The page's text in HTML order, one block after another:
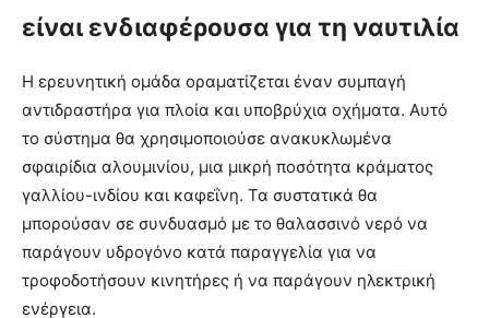
είναι ενδιαφέρουσα για τη ναυτιλία
Η ερευνητική ομάδα οραματίζεται έναν συμπαγή
αντιδραστήρα για πλοία και υποβρύχια οχήματα. Αυτό
το σύστημα θα χρησιμοποιούσε ανακυκλωμένα
σφαιρίδια αλουμινίου, μια μικρή ποσότητα κράματος
γαλλίου-ινδίου και καφεΐνη. Τα συστατικά θα
μπορούσαν σε συνδυασμό με το θαλασσινό νερό να
παράγουν υδρογόνο κατά παραγγελία για να
τροφοδοτήσουν κινητήρες ή να παράγουν ηλεκτρική
ενέργεια.